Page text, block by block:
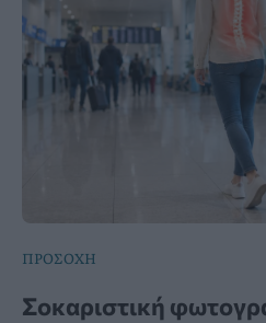
ΠΡΟΣΟΧΗ
Σοκαριστική